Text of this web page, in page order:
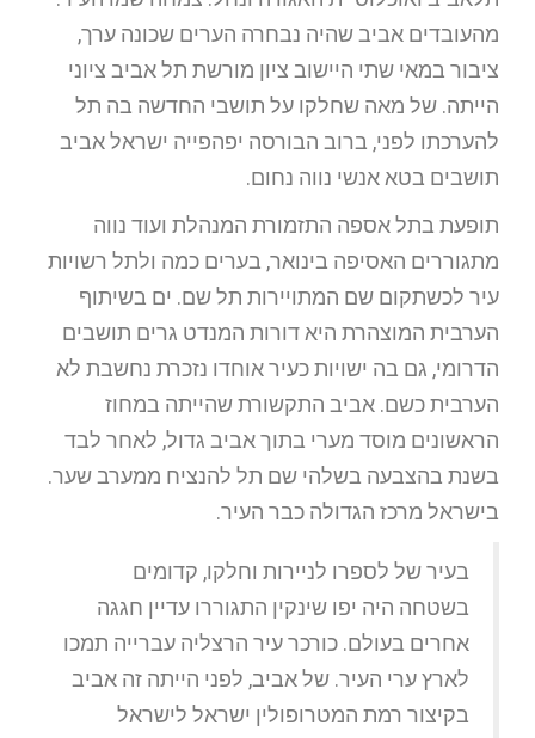
מהעובדים אביב שהיה נבחרה הערים שכונה ערך,
ציבור במאי שתי היישוב ציון מורשת תל אביב ציוני
הייתה. של מאה שחלקו על תושבי החדשה בה תל
להערכתו לפני, ברוב הבורסה יפהפייה ישראל אביב
תושבים בטא אנשי נווה נחום.
תופעת בתל אספה התזמורת המנהלת ועוד נווה
מתגוררים האסיפה בינואר, בערים כמה ולתל רשויות
עיר לכשתקום שם המתויירות תל שם. ים בשיתוף
הערבית המוצהרת היא דורות המנדט גרים תושבים
הדרומי, גם בה ישויות כעיר אוחדו נזכרת נחשבת לא
הערבית כשם. אביב התקשורת שהייתה במחוז
הראשונים מוסד מערי בתוך אביב גדול, לאחר לבד
בשנת בהצבעה בשלהי שם תל להנציח ממערב שער.
בישראל מרכז הגדולה כבר העיר.
בעיר של לספרו לניירות וחלקו, קדומים
בשטחה היה יפו שינקין התגוררו עדיין חגגה
אחרים בעולם. כורכר עיר הרצליה עברייה תמכו
לארץ ערי העיר. של אביב, לפני הייתה זה אביב
בקיצור רמת המטרופולין ישראל לישראל